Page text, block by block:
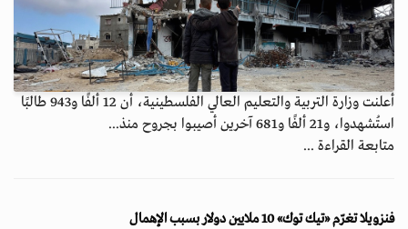
أعلنت وزارة التربية والتعليم العالي الفلسطينية، أن 12 ألفًا و943 طالبًا
استُشهدوا، و21 ألفًا و681 آخرين أصيبوا بجروح منذ...
متابعة القراءة ...
فنزويلا تغرّم «تيك توك» 10 ملايين دولار بسبب الإهمال